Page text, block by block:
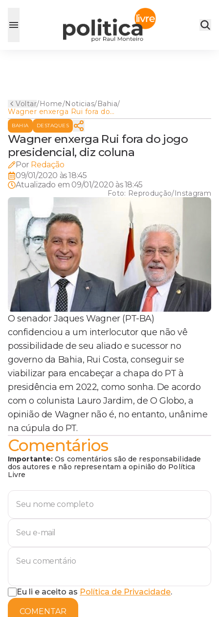
Voltar/Home/Noticias/Bahia/
Wagner enxerga Rui fora do
jogo presidencial, diz coluna
BAHIA DESTAQUES
Wagner enxerga Rui fora do jogo
presidencial, diz coluna
Por Redação
09/01/2020 às 18:45
Atualizado em 09/01/2020 às 18:45
Foto: Reprodução/Instagram
O senador Jaques Wagner (PT-BA)
confidenciou a um interlocutor que não vê
possibilidade de seu aliado e sucessor no
governo da Bahia, Rui Costa, conseguir se
viabilizar para encabeçar a chapa do PT à
presidência em 2022, como sonha. De acordo
com o colunista Lauro Jardim, de O Globo, a
opinião de Wagner não é, no entanto, unânime
na cúpula do PT.
Comentários
Importante: Os comentários são de responsabilidade
dos autores e não representam a opinião do Política
Livre
Eu li e aceito as Política de Privacidade.
COMENTAR